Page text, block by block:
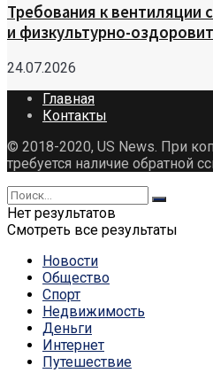
Требования к вентиляции
и физкультурно-
24.07.2026
Главная
Контакты
© 2018-2020, US News. При
требуется наличие обратной
Нет результатов
Смотреть все результаты
Новости
Общество
Спорт
Недвижимость
Деньги
Интернет
Путешествие